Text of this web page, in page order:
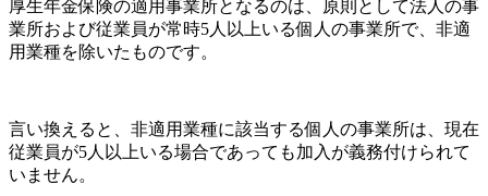
厚生年金保険の適用事業所となるのは、原則として法人の事
業所および従業員が常時5人以上いる個人の事業所で、非適
用業種を除いたものです。
言い換えると、非適用業種に該当する個人の事業所は、現在
従業員が5人以上いる場合であっても加入が義務付けられて
いません。